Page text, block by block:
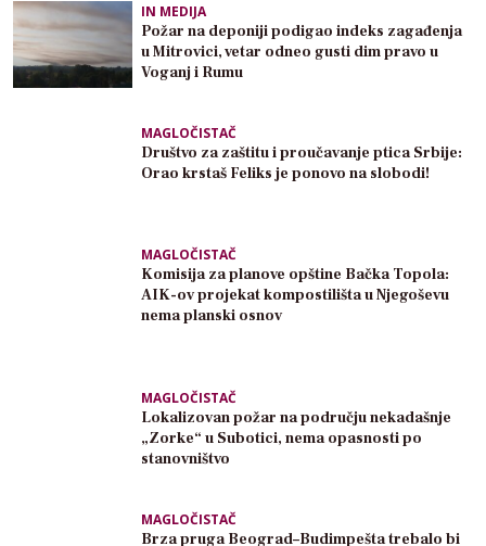
IN MEDIJA
Požar na deponiji podigao indeks zagađenja
u Mitrovici, vetar odneo gusti dim pravo u
Voganj i Rumu
MAGLOČISTAČ
Društvo za zaštitu i proučavanje ptica Srbije:
Orao krstaš Feliks je ponovo na slobodi!
MAGLOČISTAČ
Komisija za planove opštine Bačka Topola:
AIK-ov projekat kompostilišta u Njegoševu
nema planski osnov
MAGLOČISTAČ
Lokalizovan požar na području nekadašnje
„Zorke“ u Subotici, nema opasnosti po
stanovništvo
MAGLOČISTAČ
Brza pruga Beograd–Budimpešta trebalo bi